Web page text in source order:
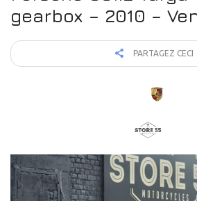
gearbox – 2010 –
PARTAGEZ CECI